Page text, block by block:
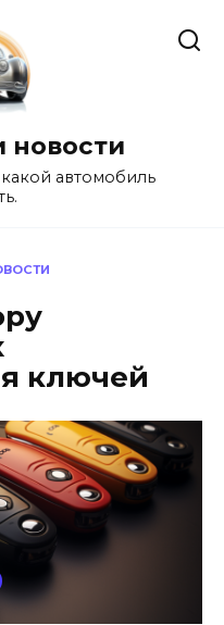
новости
автомобиль
ключей